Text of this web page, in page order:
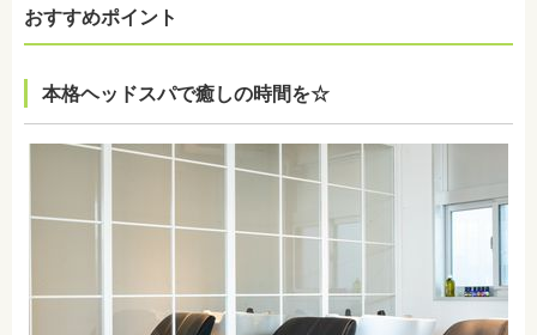
おすすめポイント
本格ヘッドスパで癒しの時間を☆